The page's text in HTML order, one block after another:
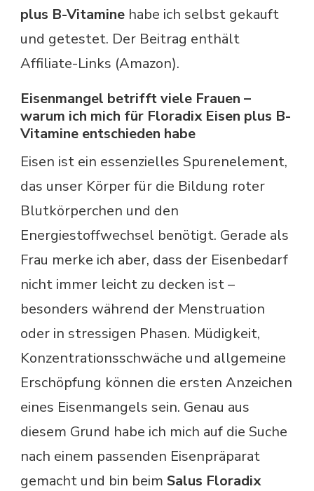
plus B-Vitamine habe ich selbst gekauft
und getestet. Der Beitrag enthält
Affiliate-Links (Amazon).
Eisenmangel betrifft viele Frauen –
warum ich mich für Floradix Eisen plus B-
Vitamine entschieden habe
Eisen ist ein essenzielles Spurenelement,
das unser Körper für die Bildung roter
Blutkörperchen und den
Energiestoffwechsel benötigt. Gerade als
Frau merke ich aber, dass der Eisenbedarf
nicht immer leicht zu decken ist –
besonders während der Menstruation
oder in stressigen Phasen. Müdigkeit,
Konzentrationsschwäche und allgemeine
Erschöpfung können die ersten Anzeichen
eines Eisenmangels sein. Genau aus
diesem Grund habe ich mich auf die Suche
nach einem passenden Eisenpräparat
gemacht und bin beim Salus Floradix